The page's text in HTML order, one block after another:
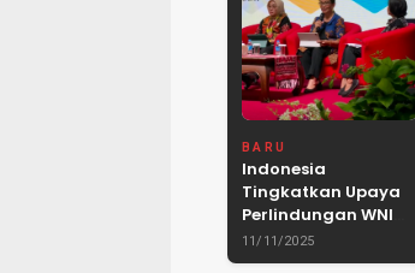
BARU
Indonesia
Tingkatkan Upaya
Perlindungan WNI
dan Pemberantasan
TPPO di Asia
11/11/2025